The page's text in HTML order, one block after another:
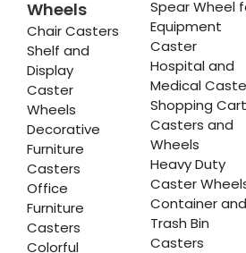
Wheels
Chair Casters
Shelf and
Display
Caster
Wheels
Decorative
Furniture
Casters
Office
Furniture
Casters
Colorful
Spear Wheel
Equipment
Caster
Hospital and
Medical
Shopping Cart
Casters and
Wheels
Heavy Duty
Caster
Container and
Trash Bin
Casters